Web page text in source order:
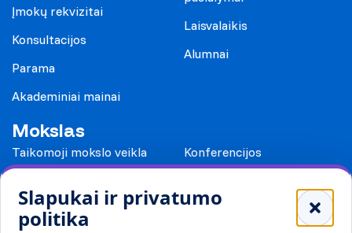
Slapukai ir privatumo
politika
Įmokų rekvizitai
Konsultacijos
Parama
Akademiniai mainai
Laisvalaikis
Alumnai
Mokslas
Taikomoji mokslo veikla
Konferencijos
Mokykloms